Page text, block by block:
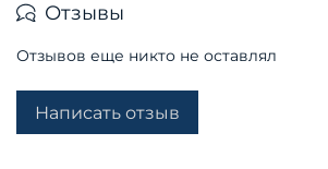
Отзывы
Отзывов еще никто не оставлял
Написать отзыв